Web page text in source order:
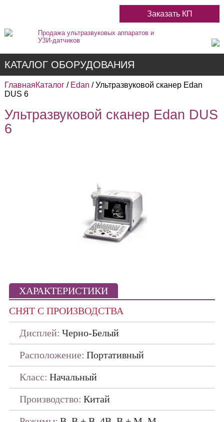
Заказать КП
Продажа ультразвуковых аппаратов и
УЗИ-датчиков
КАТАЛОГ ОБОРУДОВАНИЯ
Недорогие
ДАТЧИКИ
ГлавнаяКаталог/ Edan / Ультразвуковой сканер Edan
DUS 6
Ультразвуковой сканер Edan DUS
6
ХАРАКТЕРИСТИКИ
СНЯТ С ПРОИЗВОДСТВА
Дисплей: Черно-Белый
Расположение: Портативный
Класс: Начальный
Производство: Китай